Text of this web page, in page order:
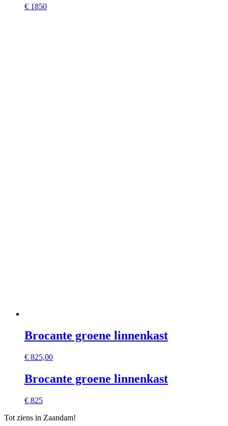
€ 1850
Brocante groene linnenkast
€ 825,00
Brocante groene linnenkast
€ 825
Tot ziens in Zaandam!